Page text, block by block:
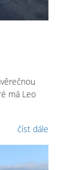
má Leo
číst dále